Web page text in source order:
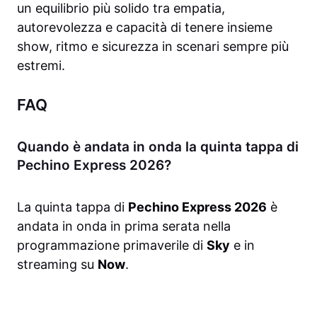
un equilibrio più solido tra empatia,
autorevolezza e capacità di tenere insieme
show, ritmo e sicurezza in scenari sempre più
estremi.
FAQ
Quando è andata in onda la quinta tappa di
Pechino Express 2026?
La quinta tappa di Pechino Express 2026 è
andata in onda in prima serata nella
programmazione primaverile di Sky e in
streaming su Now.